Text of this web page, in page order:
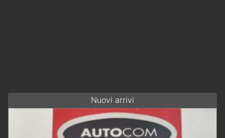
Nuovi arrivi